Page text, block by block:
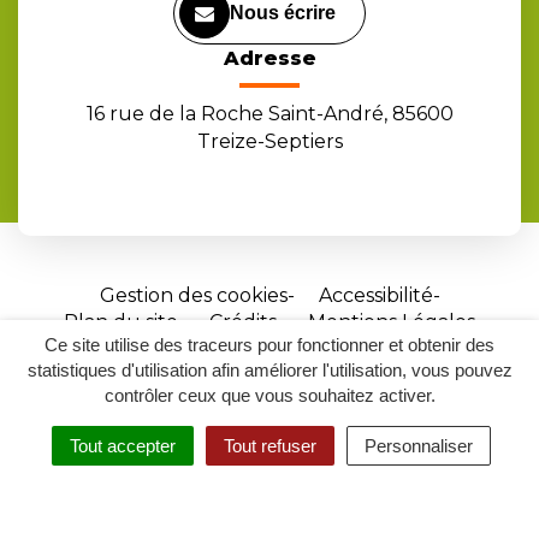
Ce site utilise des traceurs pour fonctionner et obtenir des
statistiques d'utilisation afin améliorer l'utilisation, vous pouvez
contrôler ceux que vous souhaitez activer.
Tout accepter Tout refuser Personnaliser
RECHERCHER
ACCESSIBILITÉ
Nous écrire
Adresse
16 rue de la Roche Saint-André, 85600
Treize-Septiers
Gestion des cookies
Accessibilité
Plan du site
Crédits
Mentions Légales
Site
réalisé
par
Inovagora